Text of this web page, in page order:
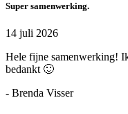
Super samenwerking.
14 juli 2026
Hele fijne samenwerking!
bedankt 🙂
- Brenda Visser